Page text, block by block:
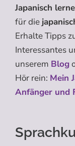
Japanisch
für die
Erhalte Tipps
Interessantes
unserem Blog
Hör rein: Mein
Anfänger und